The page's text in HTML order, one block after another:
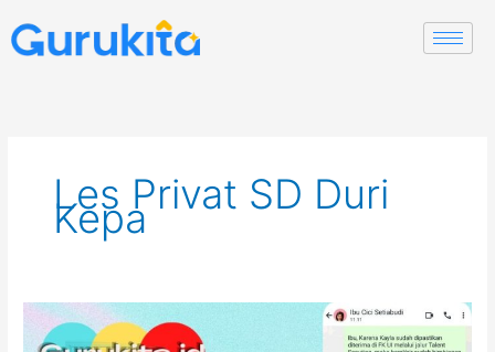
to
content
Les Privat SD Duri
Kepa
Guru
Les